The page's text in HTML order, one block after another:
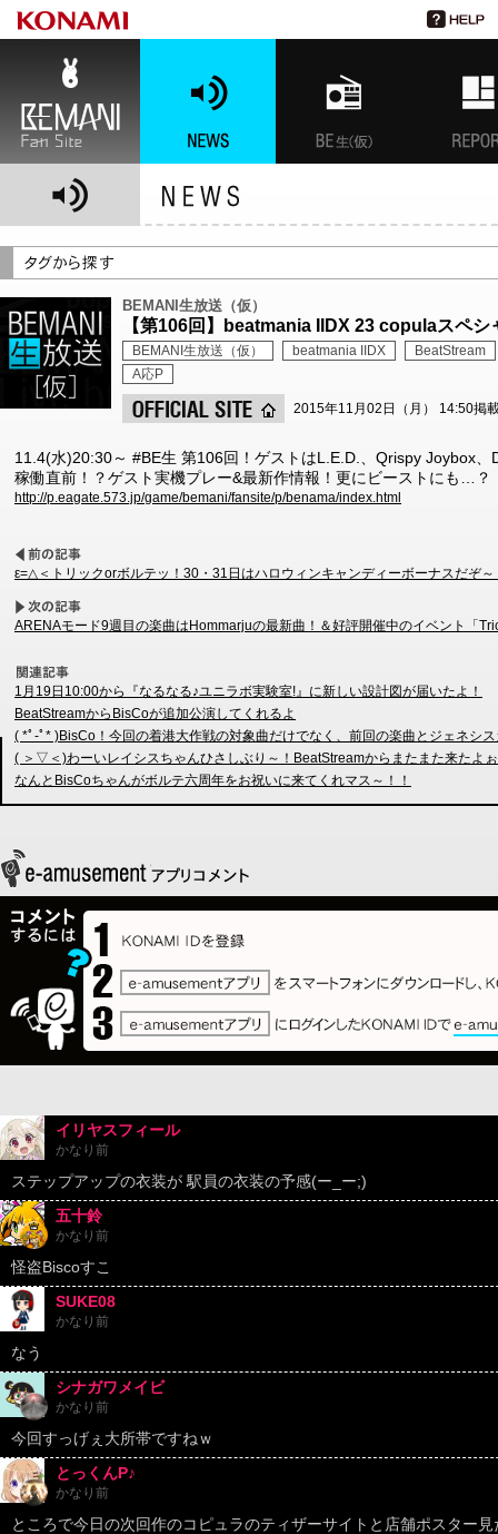
BEMANI生放送（仮）
【第106回】beatmania IIDX 23 copulaスペシ
BEMANI生放送（仮） beatmania IIDX
BeatStream
A応P
2015年11月02日（月） 14:50掲
11.4(水)20:30～ #BE生 第106回！ゲストはL.E.D.、Qrispy Joybox
稼働直前！？ゲスト実機プレー&最新作情報！更にビーストにも…？
http://p.eagate.573.jp/game/bemani/fansite/p/benama/index.html
ε=△＜トリックorボルテッ！30・31日はハロウィンキャンディーボーナスだぞ～
ARENAモード9週目の楽曲はHommarjuの最新曲！＆好評開催中のイベント「
1月19日10:00から『なるなる♪ユニラボ実験室!』に新しい設計図が届いたよ！
BeatStreamからBisCoが追加公演してくれるよ
( *ﾟ-ﾟ* )BisCo！今回の着港大作戦の対象曲だけでなく、前回の楽曲とジェネシ
( ＞▽＜)わーいレイシスちゃんひさしぶり～！BeatStreamからまたまた来たよ
なんとBisCoちゃんがボルテ六周年をお祝いに来てくれマス～！！
イリヤスフィール
かなり前
ステップアップの衣装が 駅員の衣装の予感(ー_ー;)
五十鈴
かなり前
怪盗Biscoすこ
SUKE08
かなり前
なう
シナガワメイビ
かなり前
今回すっげぇ大所帯ですねｗ
とっくんP♪
かなり前
ところで今日の次回作のコピュラのティザーサイトと店舗ポスター